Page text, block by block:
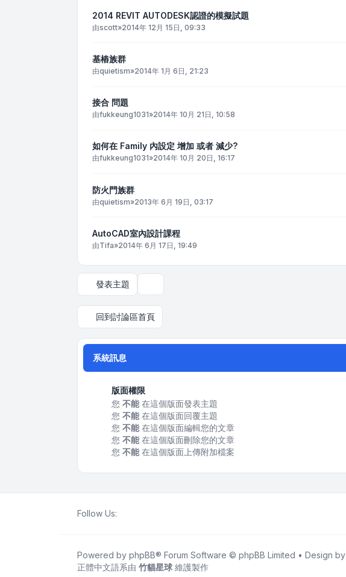
2014 REVIT AUTODESK認證的模擬試題
由scott»2014年 12月 15日, 09:33
基樁族群
由quietism»2014年 1月 6日, 21:23
接合 問題
由fukkeung1031»2014年 10月 21日, 10:58
如何在 Family 內設定 增加 或者 減少?
由fukkeung1031»2014年 10月 20日, 16:17
防火門族群
由quietism»2013年 6月 19日, 03:17
AutoCAD室內設計課程
由Tifa»2014年 6月 17日, 19:49
發表主題
回到討論區首頁
系統訊息
版面權限
您 不能在這個版面發表主題
您 不能在這個版面回覆主題
您 不能在這個版面編輯您的文章
您 不能在這個版面刪除您的文章
您 不能在這個版面上傳附加檔案
Follow Us:
Powered by phpBB® Forum Software © phpBB Limited • Design by
正體中文語系由 竹貓星球 維護製作